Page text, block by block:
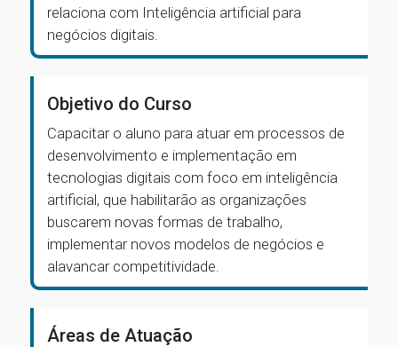
relaciona com Inteligência artificial para
negócios digitais.
Objetivo do Curso
Capacitar o aluno para atuar em processos de
desenvolvimento e implementação em
tecnologias digitais com foco em inteligência
artificial, que habilitarão as organizações
buscarem novas formas de trabalho,
implementar novos modelos de negócios e
alavancar competitividade.
Áreas de Atuação